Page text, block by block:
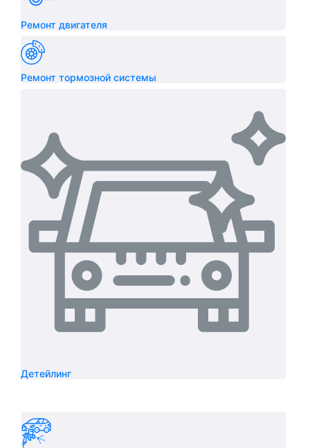
Ремонт двигателя
Ремонт тормозной системы
Детейлинг